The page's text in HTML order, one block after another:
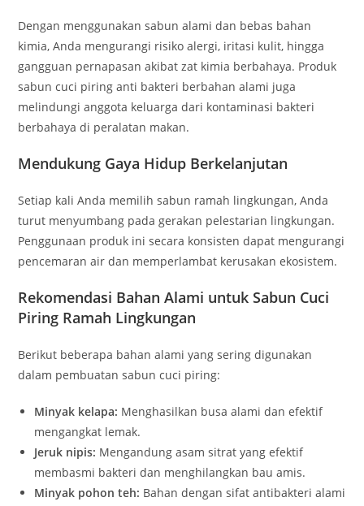
Dengan menggunakan sabun alami dan bebas bahan
kimia, Anda mengurangi risiko alergi, iritasi kulit, hingga
gangguan pernapasan akibat zat kimia berbahaya. Produk
sabun cuci piring anti bakteri berbahan alami juga
melindungi anggota keluarga dari kontaminasi bakteri
berbahaya di peralatan makan.
Mendukung Gaya Hidup Berkelanjutan
Setiap kali Anda memilih sabun ramah lingkungan, Anda
turut menyumbang pada gerakan pelestarian lingkungan.
Penggunaan produk ini secara konsisten dapat mengurangi
pencemaran air dan memperlambat kerusakan ekosistem.
Rekomendasi Bahan Alami untuk Sabun Cuci
Piring Ramah Lingkungan
Berikut beberapa bahan alami yang sering digunakan
dalam pembuatan sabun cuci piring:
Minyak kelapa: Menghasilkan busa alami dan efektif
mengangkat lemak.
Jeruk nipis: Mengandung asam sitrat yang efektif
membasmi bakteri dan menghilangkan bau amis.
Minyak pohon teh: Bahan dengan sifat antibakteri alami